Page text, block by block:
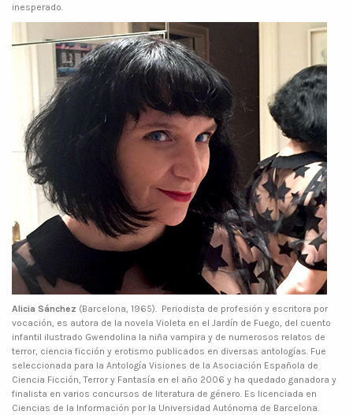
inesperado.
Alicia Sánchez (Barcelona, 1965). Periodista de profesión y escritora por
vocación, es autora de la novela Violeta en el Jardín de Fuego, del cuento
infantil ilustrado Gwendolina la niña vampira y de numerosos relatos de
terror, ciencia ficción y erotismo publicados en diversas antologías. Fue
seleccionada para la Antología Visiones de la Asociación Española de
Ciencia Ficción, Terror y Fantasía en el año 2006 y ha quedado ganadora y
finalista en varios concursos de literatura de género. Es licenciada en
Ciencias de la Información por la Universidad Autónoma de Barcelona.